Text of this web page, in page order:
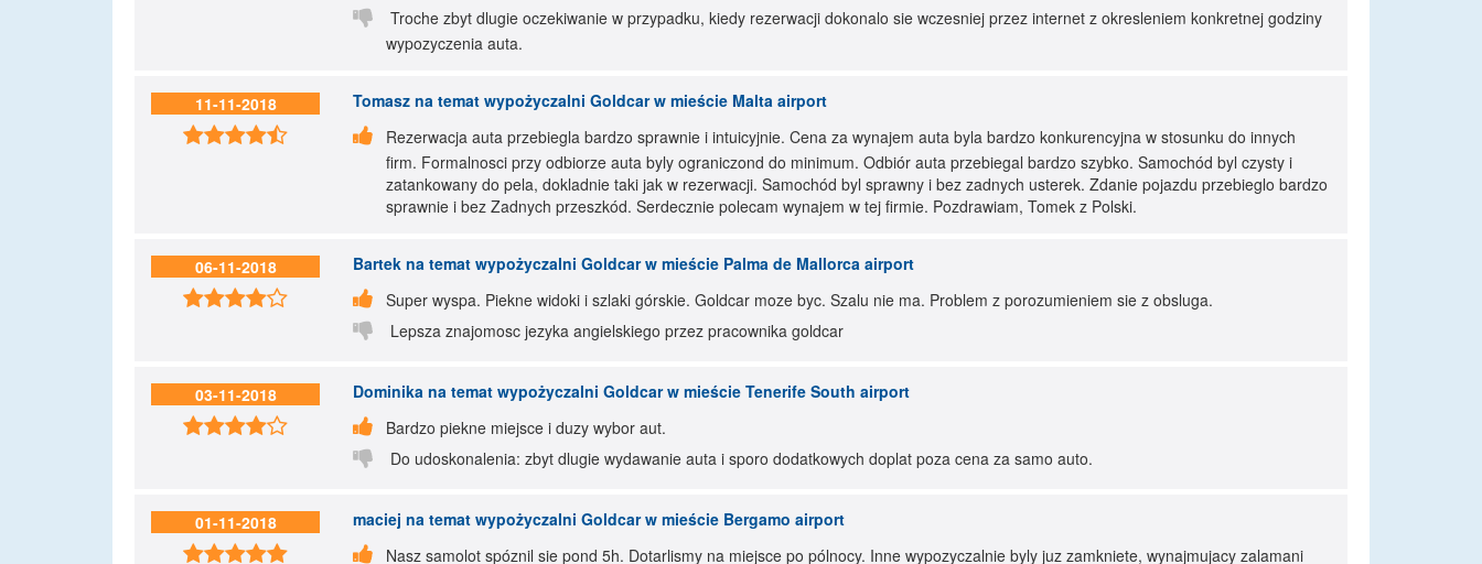

Troche zbyt dlugie oczekiwanie w przypadku, kiedy rezerwacji dokonalo sie wczesniej przez internet z okresleniem konkretnej godziny
wypozyczenia auta.
11-11-2018

Tomasz na temat wypożyczalni Goldcar w mieście Malta airport

Rezerwacja auta przebiegla bardzo sprawnie i intuicyjnie. Cena za wynajem auta byla bardzo konkurencyjna w stosunku do innych
firm. Formalnosci przy odbiorze auta byly ograniczond do minimum. Odbiór auta przebiegal bardzo szybko. Samochód byl czysty i
zatankowany do pela, dokladnie taki jak w rezerwacji. Samochód byl sprawny i bez zadnych usterek. Zdanie pojazdu przebieglo bardzo
sprawnie i bez Zadnych przeszkód. Serdecznie polecam wynajem w tej firmie. Pozdrawiam, Tomek z Polski.
06-11-2018

Bartek na temat wypożyczalni Goldcar w mieście Palma de Mallorca airport

Super wyspa. Piekne widoki i szlaki górskie. Goldcar moze byc. Szalu nie ma. Problem z porozumieniem sie z obsluga.

Lepsza znajomosc jezyka angielskiego przez pracownika goldcar
03-11-2018

Dominika na temat wypożyczalni Goldcar w mieście Tenerife South airport

Bardzo piekne miejsce i duzy wybor aut.

Do udoskonalenia: zbyt dlugie wydawanie auta i sporo dodatkowych doplat poza cena za samo auto.
01-11-2018

maciej na temat wypożyczalni Goldcar w mieście Bergamo airport

Nasz samolot spóznil sie pond 5h. Dotarlismy na miejsce po pólnocy. Inne wypozyczalnie byly juz zamkniete, wynajmujacy zalamani